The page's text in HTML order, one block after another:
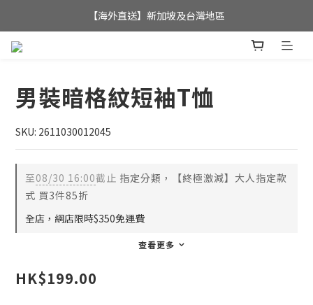
全店滿$350，即可享港澳地區免運費;
【海外直送】新加坡及台灣地區
男裝暗格紋短袖T恤
SKU: 2611030012045
至08/30 16:00截止 指定分類，【終極激減】大人指定款
式 買3件85折
全店，網店限時$350免運費
查看更多
HK$199.00